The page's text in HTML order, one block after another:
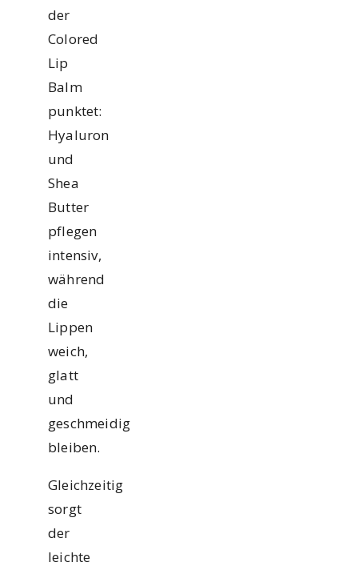
der
Colored
Lip
Balm
punktet:
Hyaluron
und
Shea
Butter
pflegen
intensiv,
während
die
Lippen
weich,
glatt
und
geschmeidig
bleiben.
Gleichzeitig
sorgt
der
leichte